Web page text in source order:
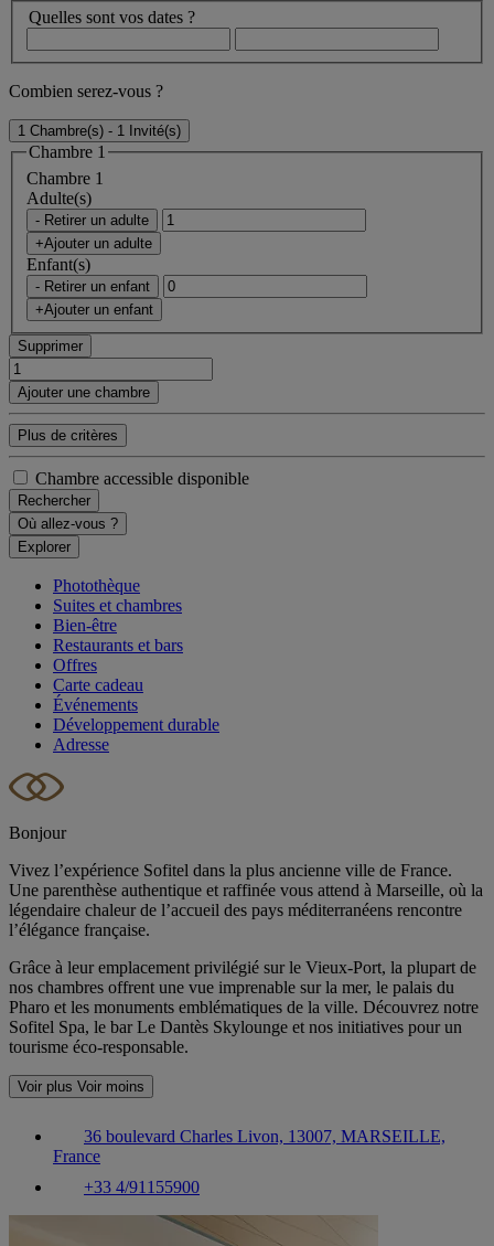
Quelles sont vos dates ?
Combien serez-vous ?
1 Chambre(s) - 1 Invité(s)
Chambre 1
Chambre 1
Adulte(s)
- Retirer un adulte
+Ajouter un adulte
Enfant(s)
- Retirer un enfant
+Ajouter un enfant
Supprimer
Ajouter une chambre
Plus de critères
Chambre accessible disponible
Rechercher
Où allez-vous ?
Explorer
Photothèque
Suites et chambres
Bien-être
Restaurants et bars
Offres
Carte cadeau
Événements
Développement durable
Adresse
Bonjour
Vivez l’expérience Sofitel dans la plus ancienne ville de France.
Une parenthèse authentique et raffinée vous attend à Marseille, où la
légendaire chaleur de l’accueil des pays méditerranéens rencontre
l’élégance française.
Grâce à leur emplacement privilégié sur le Vieux-Port, la plupart de
nos chambres offrent une vue imprenable sur la mer, le palais du
Pharo et les monuments emblématiques de la ville. Découvrez notre
Sofitel Spa, le bar Le Dantès Skylounge et nos initiatives pour un
tourisme éco-responsable.
Voir plus Voir moins
36 boulevard Charles Livon, 13007, MARSEILLE,
France
+33 4/91155900